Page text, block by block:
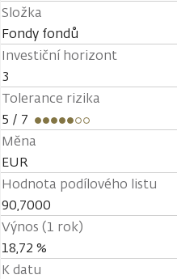
Složka
Fondy fondů
Investiční horizont
3
Tolerance rizika
5 / 7
Měna
EUR
Hodnota podílového listu
90,7000
Výnos (1 rok)
18,72 %
K datu